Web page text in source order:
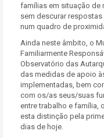
famílias em situação de
sem descurar
num quadro de
Ainda neste âmbito, o
Familiarmente
Observatório das
das medidas de apoio
implementadas, bem
com os/as seus/suas
entre trabalho e família,
esta distinção pela
dias de hoje.